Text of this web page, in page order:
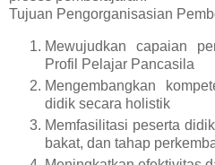
Tujuan Pengorganisasian
Mewujudkan capaian
Profil Pelajar Pancasila
Mengembangkan
didik secara holistik
Memfasilitasi peserta
bakat, dan tahap